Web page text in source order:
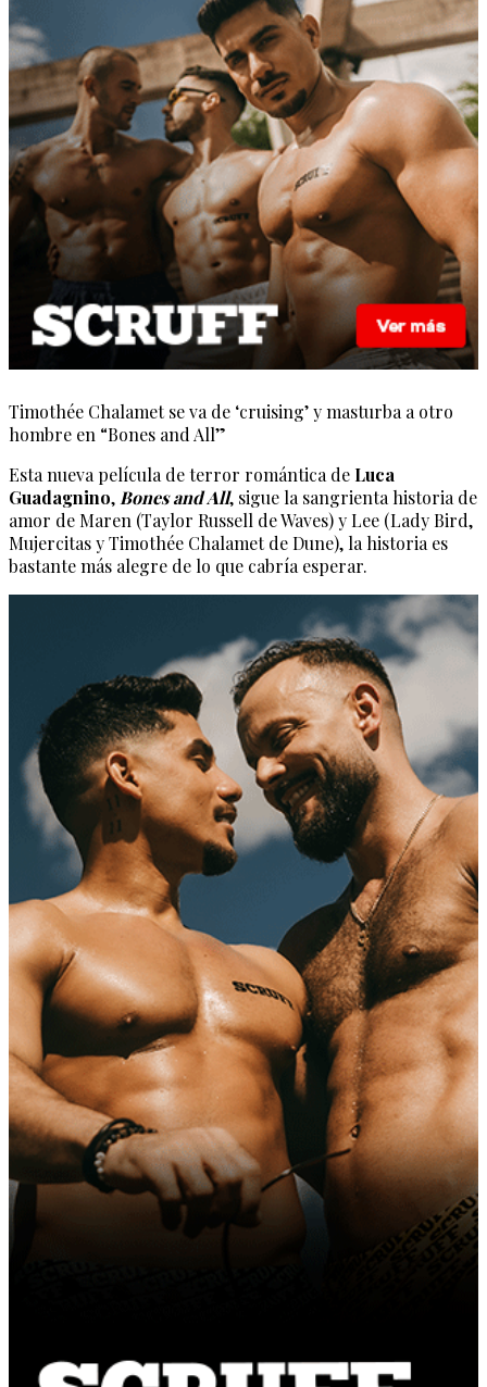
Timothée Chalamet se va de ‘cruising’ y masturba a otro
hombre en “Bones and All”
Esta nueva película de terror romántica de Luca
Guadagnino, Bones and All, sigue la sangrienta historia de
amor de Maren (Taylor Russell de Waves) y Lee (Lady Bird,
Mujercitas y Timothée Chalamet de Dune), la historia es
bastante más alegre de lo que cabría esperar.